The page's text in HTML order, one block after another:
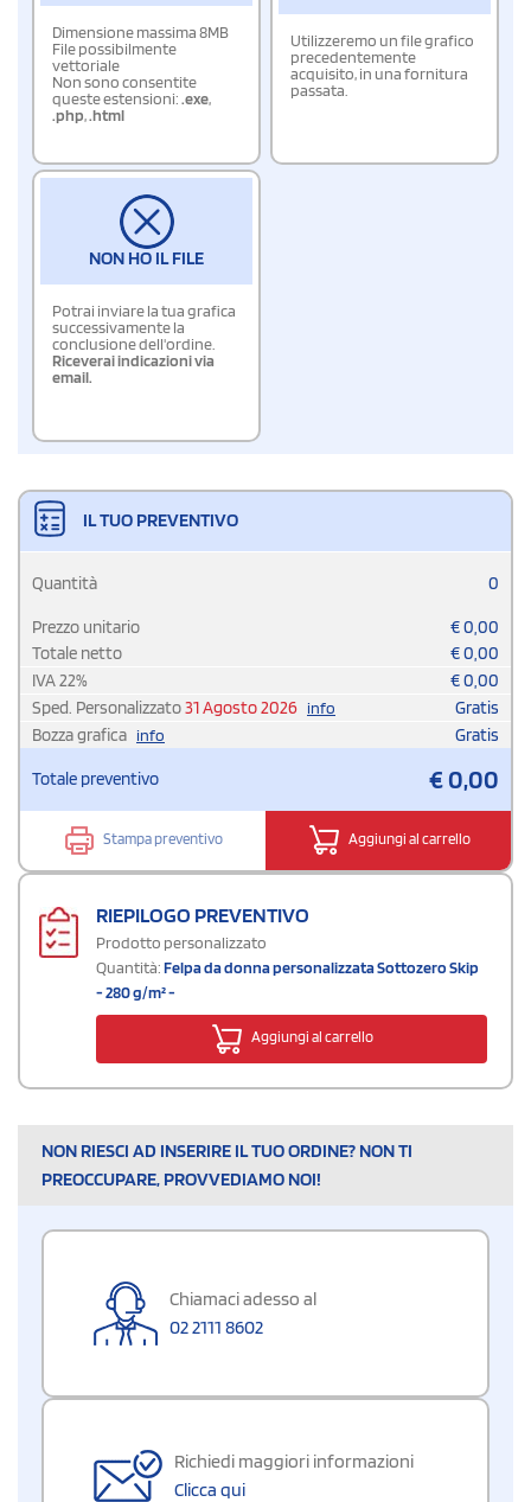
Dimensione massima 8MB
File possibilmente
vettoriale
Non sono consentite
queste estensioni:.exe,
.php,.html
Utilizzeremo un file grafico
precedentemente
acquisito, in una fornitura
passata.
NON HO IL FILE
Potrai inviare la tua grafica
successivamente la
conclusione dell'ordine.
Riceverai indicazioni via
email.
IL TUO PREVENTIVO
Quantità 0
Prezzo unitario €0,00
Totale netto
€0,00
IVA22% €0,00
Sped. Personalizzato31 Agosto 2026 info
Gratis
Bozza grafica info Gratis
Totale preventivo €0,00
Stampa preventivo Aggiungi al carrello
RIEPILOGO PREVENTIVO
Prodotto personalizzato
Quantità:Felpa da donna personalizzata Sottozero Skip
- 280 g/m² -
Aggiungi al carrello
NON RIESCI AD INSERIRE IL TUO ORDINE? NON TI
PREOCCUPARE, PROVVEDIAMO NOI!
Chiamaci adesso al
02 2111 8602
Richiedi maggiori informazioni
Clicca qui